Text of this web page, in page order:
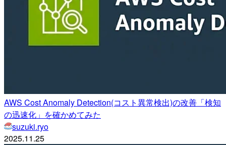
AWS Cost Anomaly Detection(コスト異常検出)の改善「検知
の迅速化」を確かめてみた
suzuki.ryo
2025.11.25